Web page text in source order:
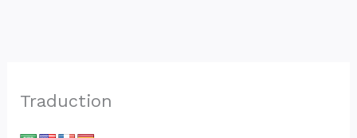
Traduction